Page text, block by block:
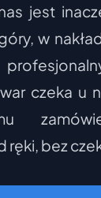
jest
w
czeka u
ręki, bez